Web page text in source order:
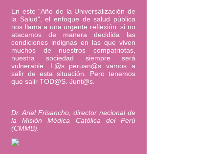
En este "Año de la Universalización de
la Salud", el enfoque de salud pública
nos llama a una urgente reflexión: si no
atacamos de manera decidida las
condiciones indignas en las que viven
muchos de nuestros compatriotas,
nuestra sociedad siempre será
vulnerable. L@s peruan@s vamos a
salir de esta situación. Pero tenemos
que salir TOD@S. Junt@s.
Dr. Ariel Frisancho, director nacional de
la Misión Médica Católica del Perú
(CMMB).